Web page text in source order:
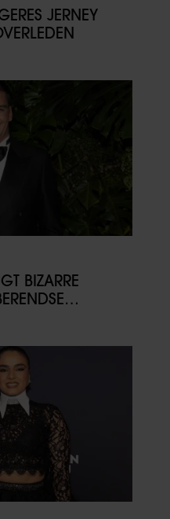
JERNEY
BIZARRE